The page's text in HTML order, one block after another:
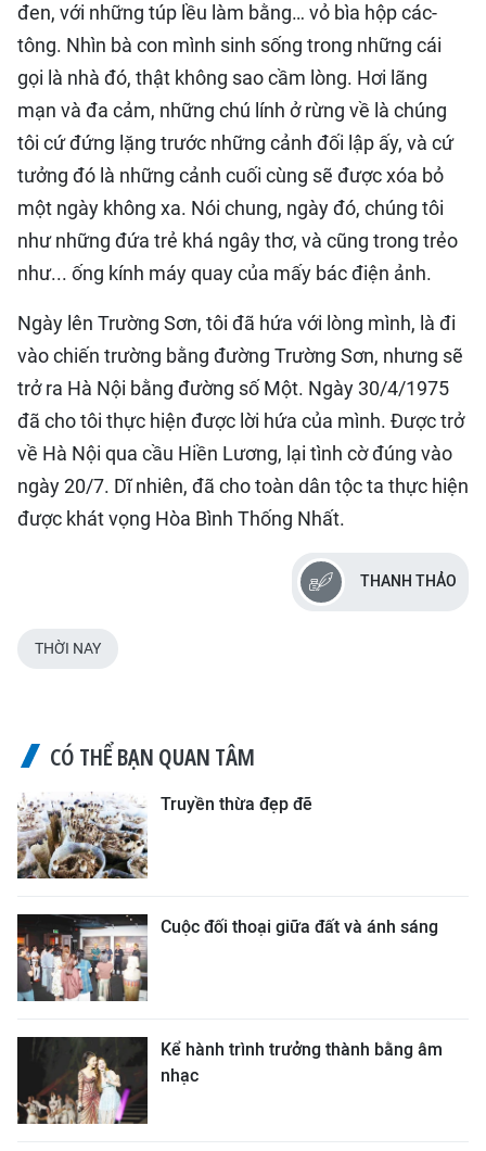
đen, với những túp lều làm bằng… vỏ bìa hộp các-
tông. Nhìn bà con mình sinh sống trong những cái
gọi là nhà đó, thật không sao cầm lòng. Hơi lãng
mạn và đa cảm, những chú lính ở rừng về là chúng
tôi cứ đứng lặng trước những cảnh đối lập ấy, và cứ
tưởng đó là những cảnh cuối cùng sẽ được xóa bỏ
một ngày không xa. Nói chung, ngày đó, chúng tôi
như những đứa trẻ khá ngây thơ, và cũng trong trẻo
như... ống kính máy quay của mấy bác điện ảnh.
Ngày lên Trường Sơn, tôi đã hứa với lòng mình, là đi
vào chiến trường bằng đường Trường Sơn, nhưng sẽ
trở ra Hà Nội bằng đường số Một. Ngày 30/4/1975
đã cho tôi thực hiện được lời hứa của mình. Được trở
về Hà Nội qua cầu Hiền Lương, lại tình cờ đúng vào
ngày 20/7. Dĩ nhiên, đã cho toàn dân tộc ta thực hiện
được khát vọng Hòa Bình Thống Nhất.
THANH THẢO
THỜI NAY
CÓ THỂ BẠN QUAN TÂM
Truyền thừa đẹp đẽ
Cuộc đối thoại giữa đất và ánh sáng
Kể hành trình trưởng thành bằng âm
nhạc